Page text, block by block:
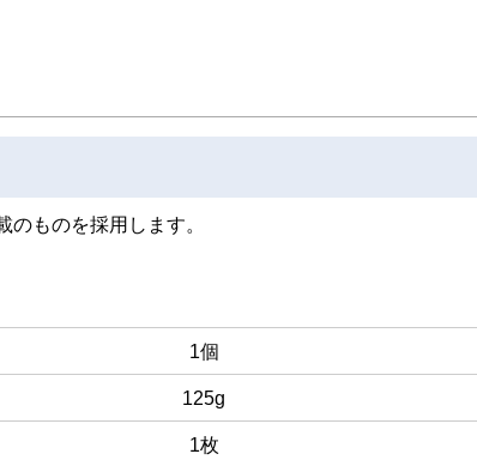
ツを追求しています。
士、宅地建物取引士、相続診断士、住宅ローンアドバイザー、DCプラ
アコンサルタントなど150名以上の有資格者を執筆者・監修者として
ジュを目指します。
ものを採用します。
1個
125g
1枚